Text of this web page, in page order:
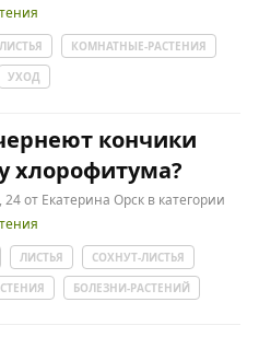
ЛИСТЬЯ
КОМНАТНЫЕ-РАСТЕНИЯ
УХОД
кончики
хлорофитума?
24 от Екатерина Орск в категории
ЛИСТЬЯ
СОХНУТ-ЛИСТЬЯ
БОЛЕЗНИ-РАСТЕНИЙ